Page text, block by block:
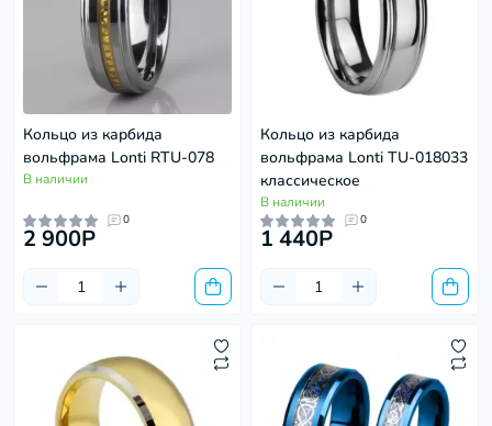
Кольцо из карбида
вольфрама Lonti RTU-078
В наличии
0
2 900P
Кольцо из карбида
вольфрама Lonti TU-018033
классическое
В наличии
0
1 440P